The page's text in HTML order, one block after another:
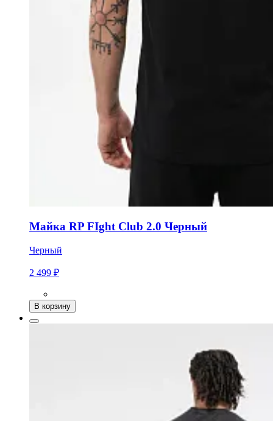
Майка RP FIght Club 2.0 Черный
Черный
2 499 ₽
В корзину